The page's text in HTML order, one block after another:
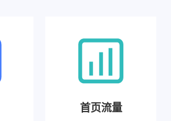
首页流量